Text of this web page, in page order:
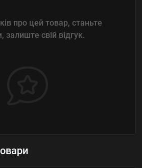
про цей товар, станьте
залиште свій відгук.